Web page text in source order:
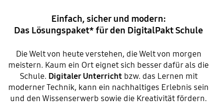
Einfach, sicher und modern:
Das Lösungspaket* für den DigitalPakt Schule
Die Welt von heute verstehen, die Welt von morgen
meistern. Kaum ein Ort eignet sich besser dafür als die
Schule. Digitaler Unterrichtbzw. das Lernen mit
moderner Technik, kann ein nachhaltiges Erlebnis sein
und den Wissenserwerb sowie die Kreativität fördern.